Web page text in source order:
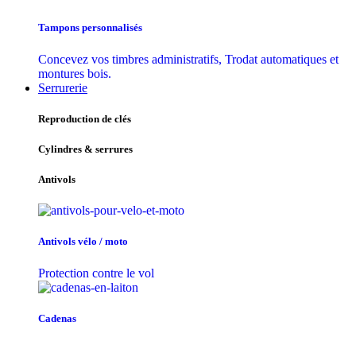
Tampons personnalisés
Concevez vos timbres administratifs, Trodat automatiques et
montures bois.
Serrurerie
Reproduction de clés
Cylindres & serrures
Antivols
Antivols vélo / moto
Protection contre le vol
Cadenas